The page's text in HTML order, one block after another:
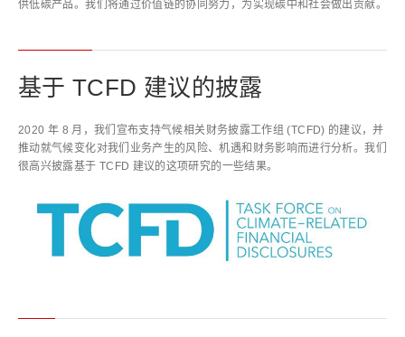
供低碳产品。我们将通过价值链的协同努力，为实现碳中和社会做出贡献。
基于 TCFD 建议的披露
2020 年 8 月，我们宣布支持气候相关财务披露工作组 (TCFD) 的建议，并
推动就气候变化对我们业务产生的风险、机遇和财务影响而进行分析。我们
很高兴披露基于 TCFD 建议的这项研究的一些结果。